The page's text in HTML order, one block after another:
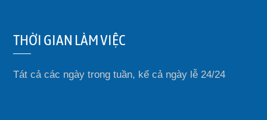
THỜI GIAN LÀM VIỆC
Tát cả các ngày trong tuần, kể cả ngày lễ 24/24